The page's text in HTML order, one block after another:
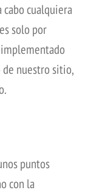
cualquiera
solo por
nuestro sitio,
puntos
con la